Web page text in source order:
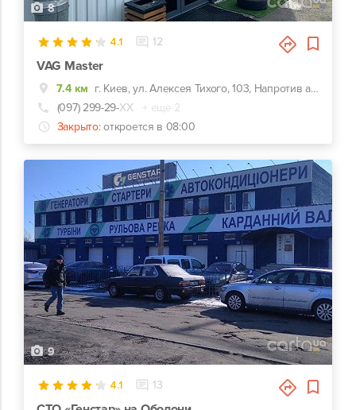
8
4.1 12
VAG Master
7.4 км
г. Киев, ул. Алексея Тихого, 103, Напротив автозаправки KLO
(097) 299-29-ХХ
+ еще 2
Закрыто: откроется в 08:00
9
4.1 13